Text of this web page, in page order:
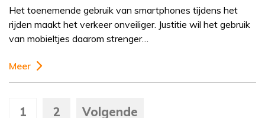
Het toenemende gebruik van smartphones tijdens het
rijden maakt het verkeer onveiliger. Justitie wil het gebruik
van mobieltjes daarom strenger…
Meer
1 2 Volgende